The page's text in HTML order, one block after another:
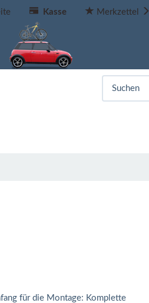
Kasse Merkzettel
für die Montage: Komplette